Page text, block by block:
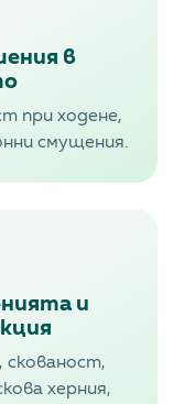
в
при ходене,
смущения.
и
скованост,
херния,